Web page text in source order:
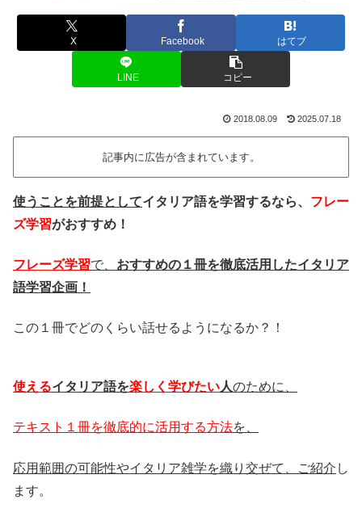
X Facebook はてブ
LINE コピー
2018.08.09 2025.07.18
記事内に広告が含まれています。
使うことを前提としてイタリア語を学習するなら、 フレー
ズ学習がおすすめ！
フレーズ学習で、 おすすめの１冊を徹底活用したイタリア
語学習企画！
この１冊でどのくらい話せるようになるか？！
使えるイタリア語を楽しく学びたい人のために、
テキスト１冊を徹底的に活用する方法を、
応用範囲の可能性やイタリア雑学を織り交ぜて、ご紹介 し
ます。